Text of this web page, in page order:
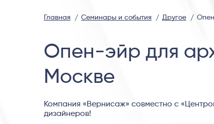
Главная Семинары и события Другое
Опен-эйр для
Москве
Компания «Вернисаж» совместно с
дизайнеров!